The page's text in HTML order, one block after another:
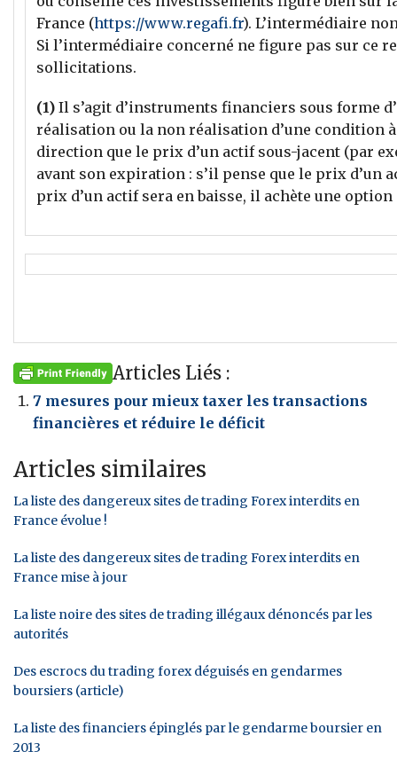
France (https://www.regafi.fr). L’intermédiaire
Si l’intermédiaire concerné ne figure pas sur ce
sollicitations.
(1) Il s’agit d’instruments financiers sous forme
réalisation ou la non réalisation d’une condition
direction que le prix d’un actif sous-jacent (par
avant son expiration : s’il pense que le prix d’un
prix d’un actif sera en baisse, il achète une option
Articles Liés :
7 mesures pour mieux taxer les transactions
financières et réduire le déficit
Articles similaires
La liste des dangereux sites de trading Forex interdits en
France évolue !
La liste des dangereux sites de trading Forex interdits en
France mise à jour
La liste noire des sites de trading illégaux dénoncés par les
autorités
Des escrocs du trading forex déguisés en gendarmes
boursiers (article)
La liste des financiers épinglés par le gendarme boursier en
2013